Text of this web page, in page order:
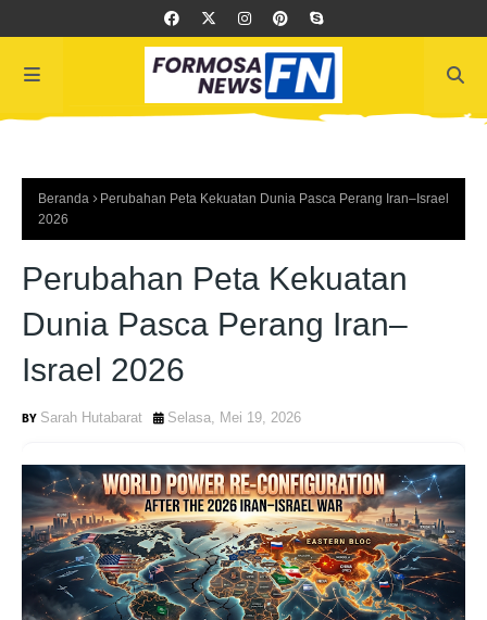
Beranda
Perubahan Peta Kekuatan Dunia Pasca Perang Iran–Israel
2026
Perubahan Peta Kekuatan
Dunia Pasca Perang Iran–
Israel 2026
Sarah Hutabarat Selasa, Mei 19, 2026